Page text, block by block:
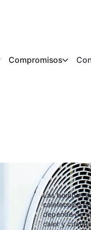
Compromisos
Las bombas
calefacción
depende de
calor y